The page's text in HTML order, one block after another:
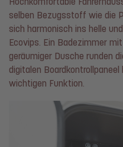
Hochkomfortable
selben Bezugsstoff wie die
sich harmonisch ins helle
Ecovips. Ein Badezimmer
geräumiger Dusche runden
digitalen
wichtigen Funktion.